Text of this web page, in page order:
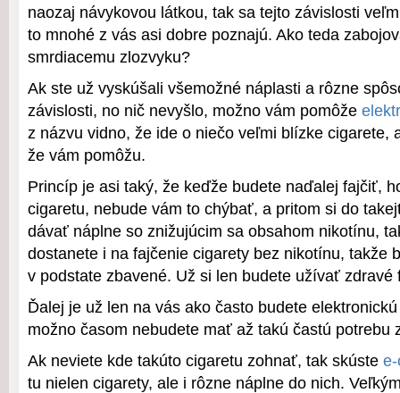
naozaj návykovou látkou, tak sa tejto závislosti
to mnohé z vás asi dobre poznajú. Ako teda
smrdiacemu zlozvyku?
Ak ste už vyskúšali všemožné náplasti a rôzne
závislosti, no nič nevyšlo, možno vám pomôže
z názvu vidno, že ide o niečo veľmi blízke cigarete,
že vám pomôžu.
Princíp je asi taký, že keďže budete naďalej fajčiť,
cigaretu, nebude vám to chýbať, a pritom si do
dávať náplne so znižujúcim sa obsahom nikotínu,
dostanete i na fajčenie cigarety bez nikotínu, takže
v podstate zbavené. Už si len budete užívať zdravé
Ďalej je už len na vás ako často budete
možno časom nebudete mať až takú častú potrebu
Ak neviete kde takúto cigaretu zohnať, tak skúste
tu nielen cigarety, ale i rôzne náplne do nich.